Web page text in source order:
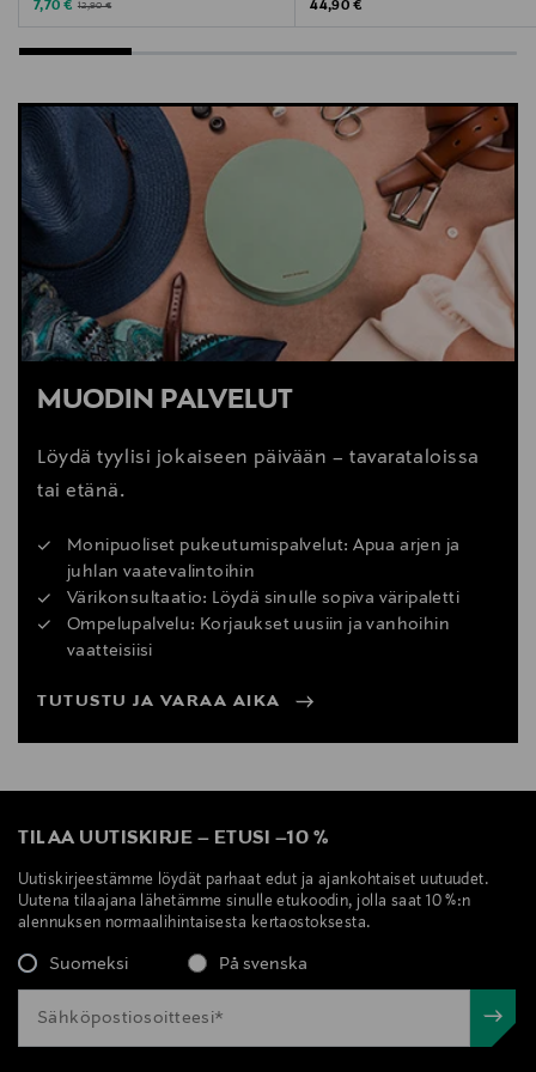
Discounted Price
7,70 € Original Price
12,90 €
Original Price
44,90 €
MUODIN PALVELUT
Löydä tyylisi jokaiseen päivään – tavarataloissa
tai etänä.
Monipuoliset pukeutumispalvelut: Apua arjen ja
juhlan vaatevalintoihin
Värikonsultaatio: Löydä sinulle sopiva väripaletti
Ompelupalvelu: Korjaukset uusiin ja vanhoihin
vaatteisiisi
TUTUSTU JA VARAA AIKA
TILAA UUTISKIRJE – ETUSI –10 %
Uutiskirjeestämme löydät parhaat edut ja ajankohtaiset uutuudet.
Uutena tilaajana lähetämme sinulle etukoodin, jolla saat 10 %:n
alennuksen normaalihintaisesta kertaostoksesta.
Suomeksi På svenska